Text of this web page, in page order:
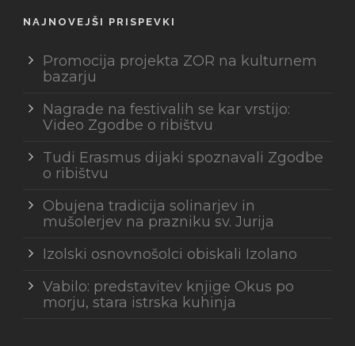
NAJNOVEJŠI PRISPEVKI
Promocija projekta ZOR na kulturnem
bazarju
Nagrade na festivalih se kar vrstijo:
Video Zgodbe o ribištvu
Tudi Erasmus dijaki spoznavali Zgodbe
o ribištvu
Obujena tradicija solinarjev in
mušolerjev na prazniku sv. Jurija
Izolski osnovnošolci obiskali Izolano
Vabilo: predstavitev knjige Okus po
morju, stara istrska kuhinja